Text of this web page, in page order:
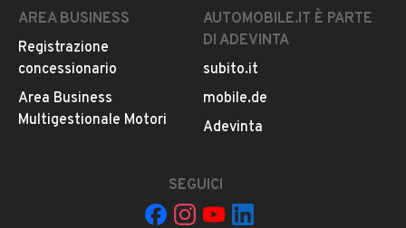
nostra officina.
Carrozzeria ed interni come da foto.
Disponibili per visione e prova.
Per ulteriori info non esitate a contattarci.
Caretti Walter Vendita e Assistenza
LEGGI TUTTO
INFORMAZIONI VEICOLO
AREA BUSINESS
Registrazione
concessionario
Area Business
Multigestionale Motori
AUTOMOBILE.IT È PARTE
DI ADEVINTA
subito.it
mobile.de
Adevinta
SEGUICI